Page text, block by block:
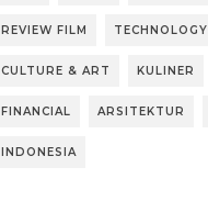
REVIEW FILM TECHNOLOGY
CULTURE & ART KULINER
FINANCIAL ARSITEKTUR
INDONESIA